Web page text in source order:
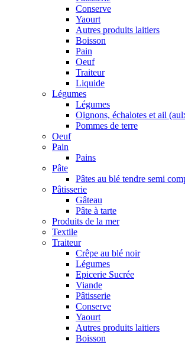
Conserve
Yaourt
Autres produits laitiers
Boisson
Pain
Oeuf
Traiteur
Liquide
Légumes
Légumes
Oignons, échalotes et ail
Pommes de terre
Oeuf
Pain
Pains
Pâte
Pâtes au blé tendre semi
Pâtisserie
Gâteau
Pâte à tarte
Produits de la mer
Textile
Traiteur
Crêpe au blé noir
Légumes
Epicerie Sucrée
Viande
Pâtisserie
Conserve
Yaourt
Autres produits laitiers
Boisson